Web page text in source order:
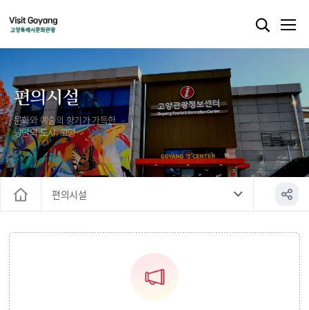
편의시설
문화와 예술의 향기가 가득한
낭만의 도시, 고양
편의시설